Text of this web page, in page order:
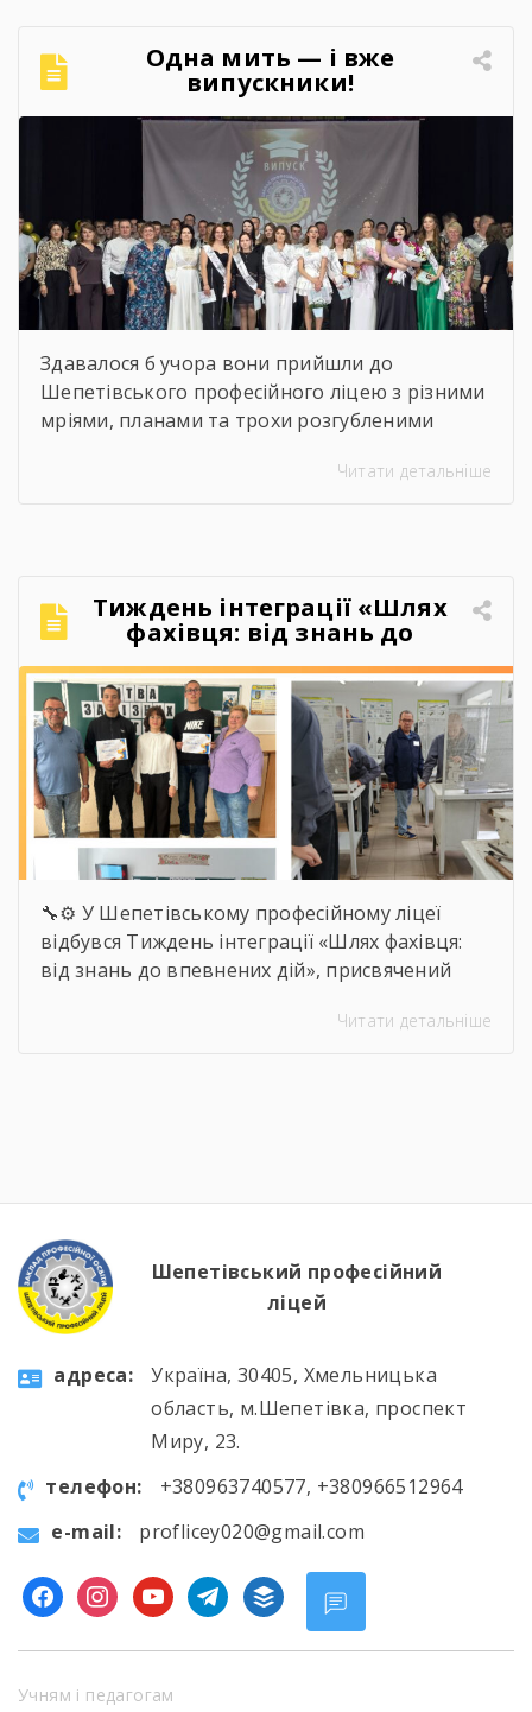
перспективи розвитку ліцею та пріоритетні
завдання на майбутнє. 🤝 Цей […]
Одна мить — і вже
випускники!
Найзворушливіші моменти
Випуску 2026
Здавалося б учора вони прийшли до
Шепетівського професійного ліцею з різними
мріями, планами та трохи розгубленими
дипломами, професією в руках і впевненістю,
поїздки, фото, меми, історії, які зрозуміють […]
Читати детальніше
Тиждень інтеграції «Шлях
фахівця: від знань до
впевнених дій»
🔧⚙️ У Шепетівському професійному ліцеї
відбувся Тиждень інтеграції «Шлях фахівця:
від знань до впевнених дій», присвячений
тижня здобувачі освіти брали участь в
та вдосконалювати практичні навички, а й
Читати детальніше
Шепетівський професійний
ліцей
aдресa:
Україна, 30405, Хмельницька
область, м.Шепетівка, проспект
Миру, 23.
телефон:
+380963740577, +380966512964
e-mail:
proflicey020@gmail.com
facebookinstagramyoutubetelegram
buffer
Учням і педагогам